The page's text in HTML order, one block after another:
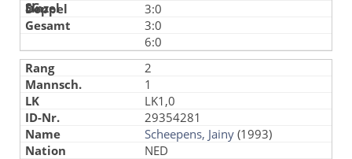
3:0
3:0
6:0
2
1
LK1,0
29354281
Scheepens, Jainy (1993)
NED